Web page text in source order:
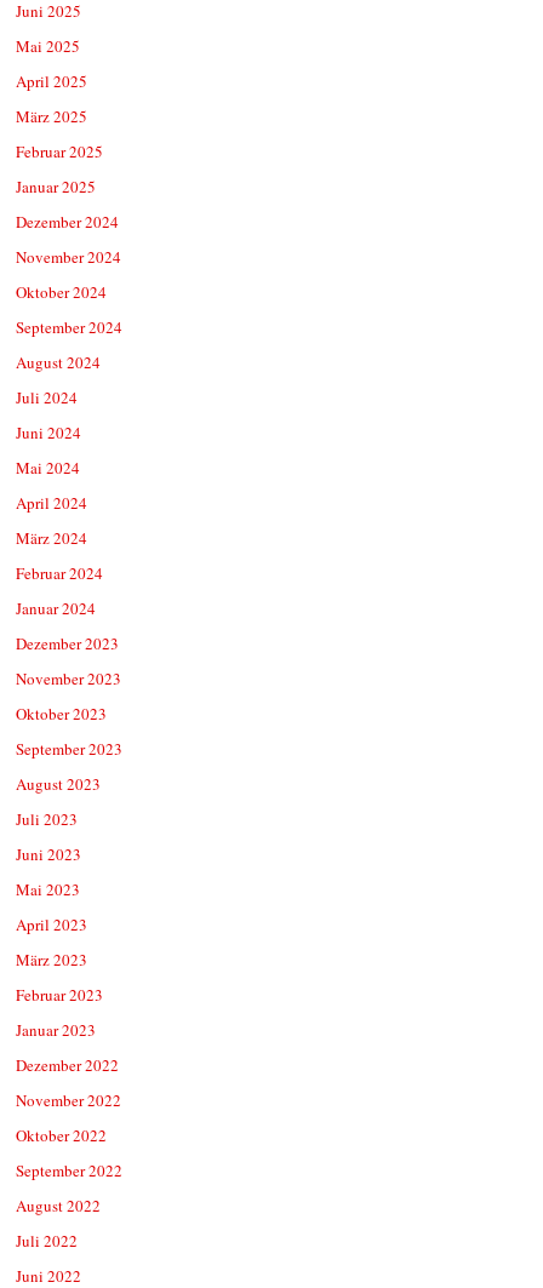
Juni 2025
Mai 2025
April 2025
März 2025
Februar 2025
Januar 2025
Dezember 2024
November 2024
Oktober 2024
September 2024
August 2024
Juli 2024
Juni 2024
Mai 2024
April 2024
März 2024
Februar 2024
Januar 2024
Dezember 2023
November 2023
Oktober 2023
September 2023
August 2023
Juli 2023
Juni 2023
Mai 2023
April 2023
März 2023
Februar 2023
Januar 2023
Dezember 2022
November 2022
Oktober 2022
September 2022
August 2022
Juli 2022
Juni 2022